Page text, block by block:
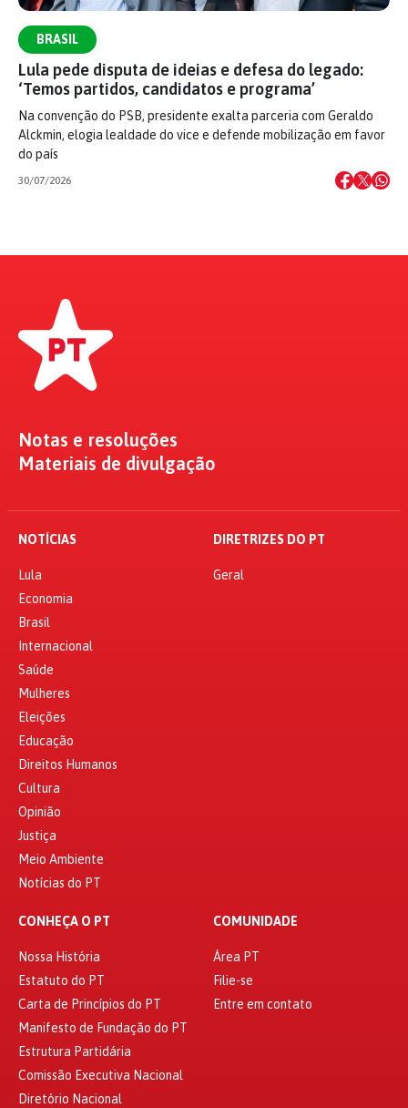
BRASIL
Lula pede disputa de ideias e defesa do legado:
‘Temos partidos, candidatos e programa’
Na convenção do PSB, presidente exalta parceria com Geraldo
Alckmin, elogia lealdade do vice e defende mobilização em favor
do país
30/07/2026
Notas e resoluções
Materiais de divulgação
NOTÍCIAS
Lula
Economia
Brasil
Internacional
Saúde
Mulheres
Eleições
Educação
Direitos Humanos
Cultura
Opinião
Justiça
Meio Ambiente
Notícias do PT
DIRETRIZES DO PT
Geral
CONHEÇA O PT
Nossa História
Estatuto do PT
Carta de Princípios do PT
Manifesto de Fundação do PT
Estrutura Partidária
Comissão Executiva Nacional
Diretório Nacional
COMUNIDADE
Área PT
Filie-se
Entre em contato